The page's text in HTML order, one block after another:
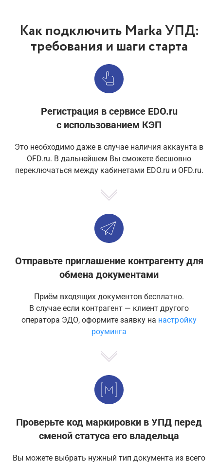
Как подключить Marka УПД:
требования и шаги старта
Регистрация в сервисе EDO.ru
с использованием КЭП
Это необходимо даже в случае наличия аккаунта в
OFD.ru. В дальнейшем Вы сможете бесшовно
переключаться между кабинетами EDO.ru и OFD.ru.
Отправьте приглашение контрагенту для
обмена документами
Приём входящих документов бесплатно.
В случае если контрагент — клиент другого
оператора ЭДО, оформите заявку на настройку
роуминга
Проверьте код маркировки в УПД перед
сменой статуса его владельца
Вы можете выбрать нужный тип документа из всего